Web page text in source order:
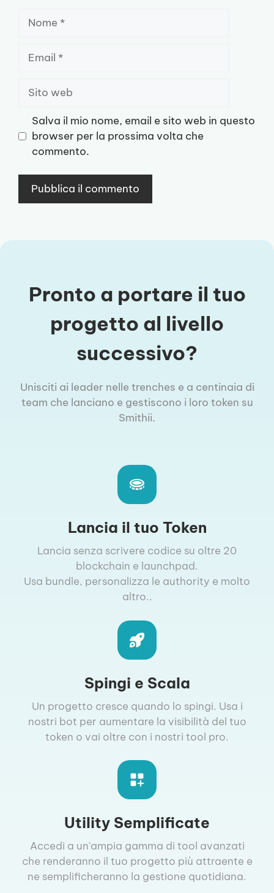
Sito
web
Salva il mio nome, email e sito web in questo
browser per la prossima volta che
commento.
Pronto a portare il tuo
progetto al livello
successivo?
Unisciti ai leader nelle trenches e a centinaia di
team che lanciano e gestiscono i loro token su
Smithii.
Lancia il tuo Token
Lancia senza scrivere codice su oltre 20
blockchain e launchpad.
Usa bundle, personalizza le authority e molto
altro..
Spingi e Scala
Un progetto cresce quando lo spingi. Usa i
nostri bot per aumentare la visibilità del tuo
token o vai oltre con i nostri tool pro.
Utility Semplificate
Accedi a un'ampia gamma di tool avanzati
che renderanno il tuo progetto più attraente e
ne semplificheranno la gestione quotidiana.